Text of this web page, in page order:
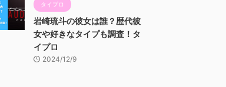
タイプロ
岩崎琉斗の彼女は誰？歴代彼
女や好きなタイプも調査！タ
イプロ
2024/12/9